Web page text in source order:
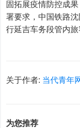
固拓展疫情防控成
署要求，中国铁路
行延吉车务段管内
关于作者: 当代青年
为您推荐